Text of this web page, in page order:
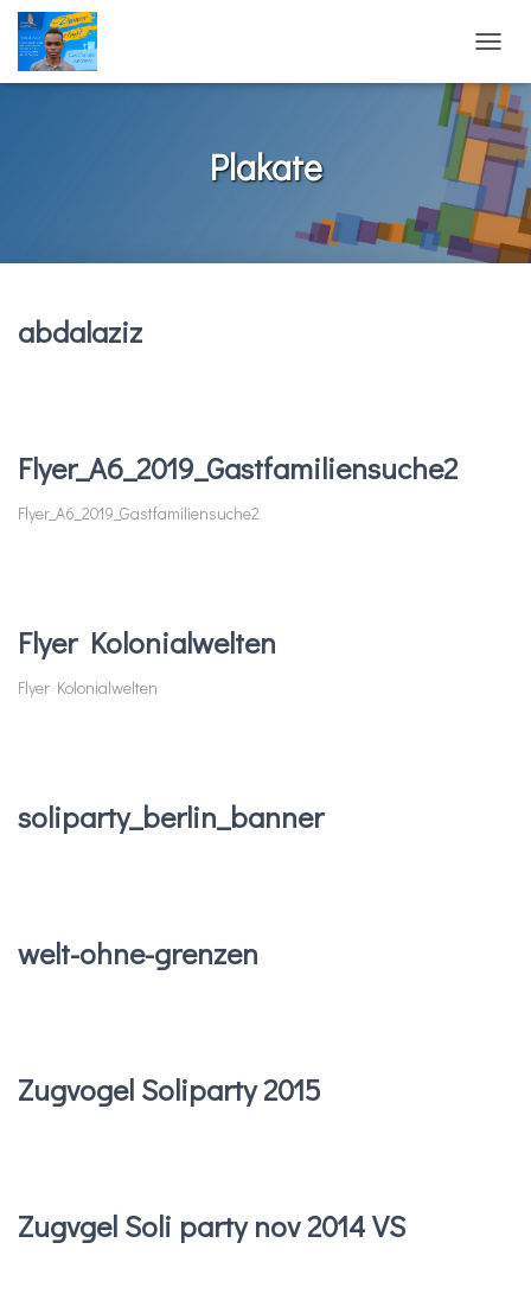
Plakate
abdalaziz
Flyer_A6_2019_Gastfamiliensuche2
Flyer_A6_2019_Gastfamiliensuche2
Flyer Kolonialwelten
Flyer Kolonialwelten
soliparty_berlin_banner
welt-ohne-grenzen
Zugvogel Soliparty 2015
Zugvgel Soli party nov 2014 VS